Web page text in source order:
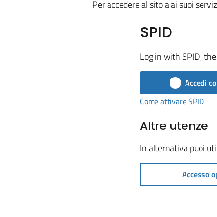
Per accedere al sito a ai suoi
SPID
Log in with SPID,
Accedi
Come attivare SPID
Altre utenze
In alternativa puoi
Accesso